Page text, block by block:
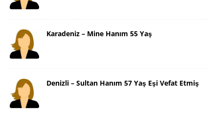
Karadeniz – Mine Hanım 55 Yaş
Denizli – Sultan Hanım 57 Yaş Eşi Vefat Etmiş